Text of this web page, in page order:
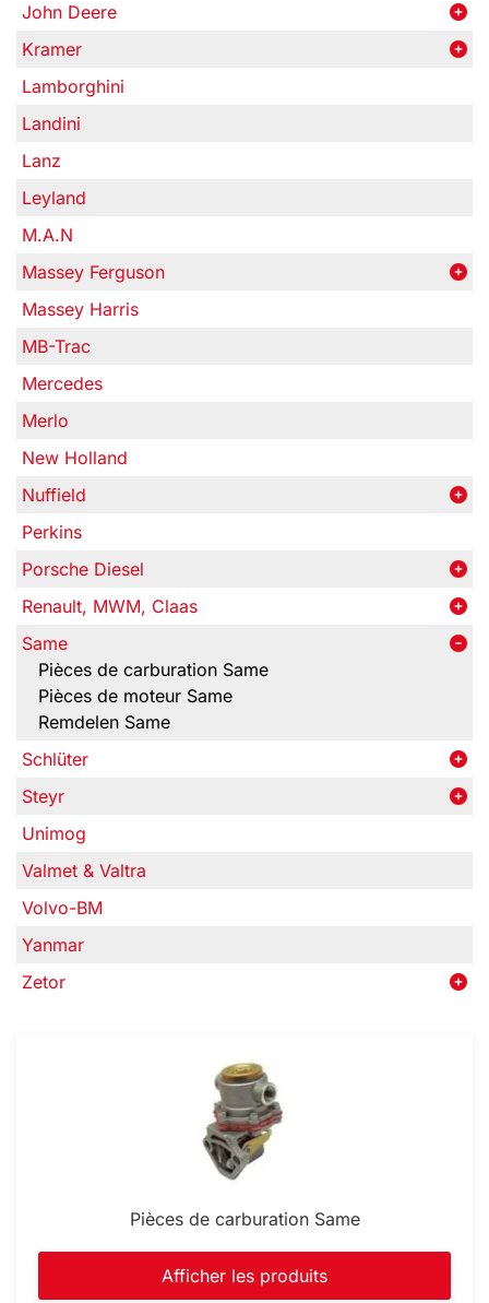
John Deere
Kramer
Lamborghini
Landini
Lanz
Leyland
M.A.N
Massey Ferguson
Massey Harris
MB-Trac
Mercedes
Merlo
New Holland
Nuffield
Perkins
Porsche Diesel
Renault, MWM, Claas
Same
Pièces de carburation Same
Pièces de moteur Same
Remdelen Same
Schlüter
Steyr
Unimog
Valmet & Valtra
Volvo-BM
Yanmar
Zetor
Pièces de carburation Same
Afficher les produits